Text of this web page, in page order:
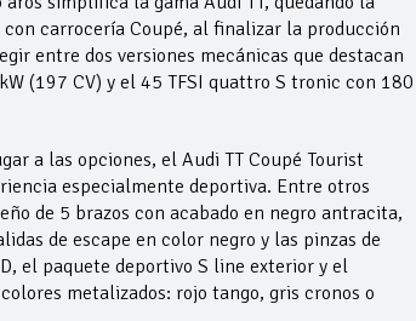
carrocería Coupé, al finalizar la producción
entre dos versiones mecánicas que destacan
(197 CV) y el 45 TFSI quattro S tronic con 180
a las opciones, el Audi TT Coupé Tourist
especialmente deportiva. Entre otros
de 5 brazos con acabado en negro antracita,
de escape en color negro y las pinzas de
el paquete deportivo S line exterior y el
metalizados: rojo tango, gris cronos o